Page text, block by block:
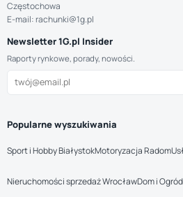
Częstochowa
E-mail: rachunki@1g.pl
Newsletter 1G.pl Insider
Raporty rynkowe, porady, nowości.
Popularne wyszukiwania
Sport i Hobby BiałystokMotoryzacja Radom
Nieruchomości sprzedaż WrocławDom i